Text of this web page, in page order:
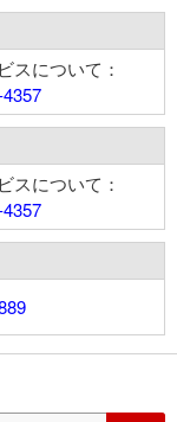
スについて：
スについて：